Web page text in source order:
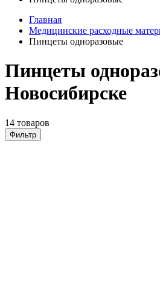
Главная
Медицинские расходные
Пинцеты одноразовые
Пинцеты
Новосибирске
14 товаров
Фильтр